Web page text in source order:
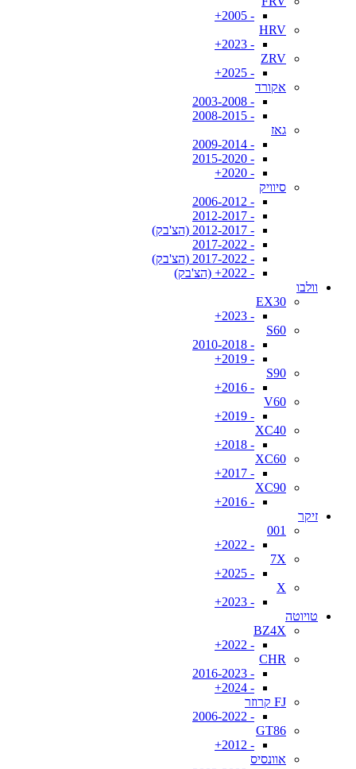
- 2005+
HRV
- 2023+
ZRV
- 2025+
אקורד
- 2003-2008
- 2008-2015
גאז
- 2009-2014
- 2015-2020
- 2020+
סיוויק
- 2006-2012
- 2012-2017
- 2012-2017 (הצ'בק)
- 2017-2022
- 2017-2022 (הצ'בק)
- 2022+ (הצ'בק)
וולבו
EX30
- 2023+
S60
- 2010-2018
- 2019+
S90
- 2016+
V60
- 2019+
XC40
- 2018+
XC60
- 2017+
XC90
- 2016+
זיקר
001
- 2022+
7X
- 2025+
X
- 2023+
טויוטה
BZ4X
- 2022+
CHR
- 2016-2023
- 2024+
FJ קרוזר
- 2006-2022
GT86
- 2012+
אוונסיס